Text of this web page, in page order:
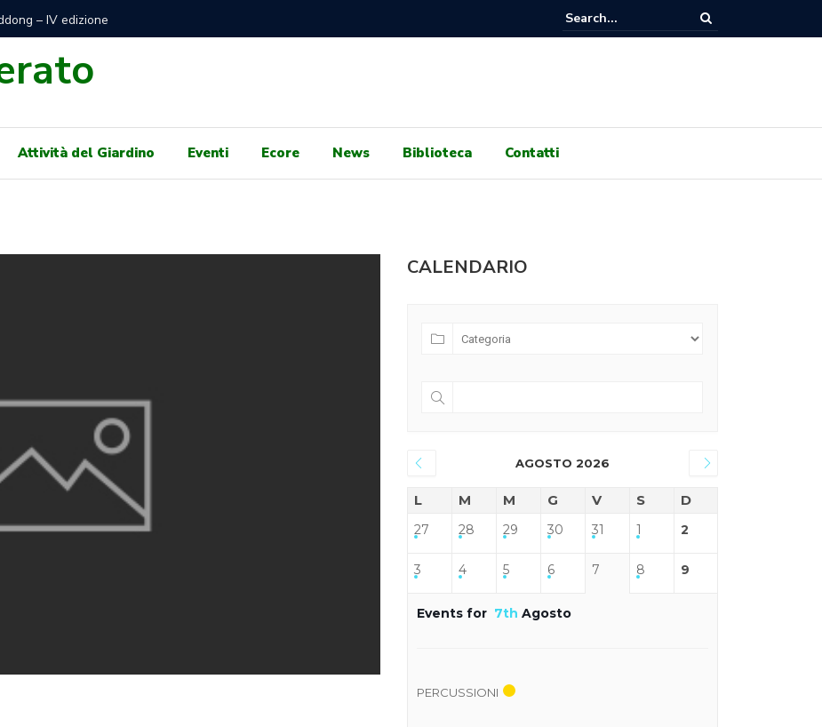
di Mare Libero e gratuito sotto Autorità Portuale per
le concessioni balneari per il 2024
100 GIORNI DI GENOCIDIO, 100 GIORNI DI RESISTENZA! ASSEMBLEA
GENNAIO, ORE 17:30 A GALLERIA PRINCIPE DI NAPOLI!
Attività del Giardino Eventi Ecore News Biblioteca Contatti
CALENDARIO
AGOSTO 2026
L M M G V S D
27 28 29 30 31 1 2
3 4 5 6 7 8 9
Events for 7th Agosto
PERCUSSIONI